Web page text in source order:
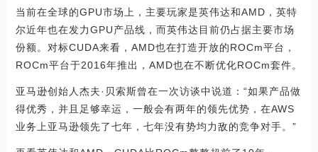
当前在全球的GPU市场上，主要玩家是英伟达和AMD，英特
尔近年也在发力GPU产品线，而英伟达目前仍占据主要市场
份额。对标CUDA来看，AMD也在打造开放的ROCm平台，
ROCm平台于2016年推出，AMD也在不断优化ROCm套件。
亚马逊创始人杰夫·贝索斯曾在一次访谈中说道：“如果产品做
得优秀，并且足够幸运，一般会有两年的领先优势，在AWS
业务上亚马逊领先了七年，七年没有势均力敌的竞争对手。”